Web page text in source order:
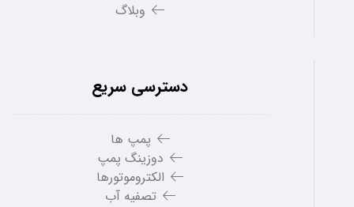
وبلاگ
دسترسی سریع
پمپ ها
دوزینگ پمپ
الکتروموتورها
تصفیه آب